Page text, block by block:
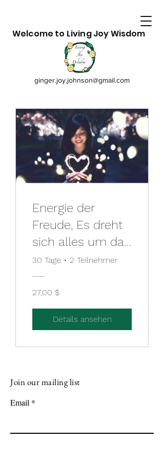
Welcome to Living Joy Wisdom
ginger.joy.johnson@gmail.com
Energie der
Freude, Es dreht
sich alles um das
Herz Teil 1
30 Tage • 2 Teilnehmer
27,00 $
Details ansehen
Join our mailing list
Email